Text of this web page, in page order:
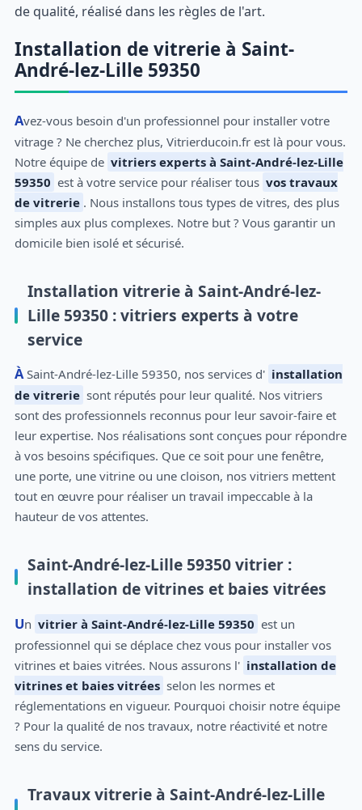
de qualité, réalisé dans les règles de l'art.
Installation de vitrerie à Saint-
André-lez-Lille 59350
Avez-vous besoin d'un professionnel pour installer votre
vitrage ? Ne cherchez plus, Vitrierducoin.fr est là pour vous.
Notre équipe de vitriers experts à Saint-André-lez-Lille
59350 est à votre service pour réaliser tous vos travaux
de vitrerie . Nous installons tous types de vitres, des plus
simples aux plus complexes. Notre but ? Vous garantir un
domicile bien isolé et sécurisé.
Installation vitrerie à Saint-André-lez-
Lille 59350 : vitriers experts à votre
service
À Saint-André-lez-Lille 59350, nos services d' installation
de vitrerie sont réputés pour leur qualité. Nos vitriers
sont des professionnels reconnus pour leur savoir-faire et
leur expertise. Nos réalisations sont conçues pour répondre
à vos besoins spécifiques. Que ce soit pour une fenêtre,
une porte, une vitrine ou une cloison, nos vitriers mettent
tout en œuvre pour réaliser un travail impeccable à la
hauteur de vos attentes.
Saint-André-lez-Lille 59350 vitrier :
installation de vitrines et baies vitrées
Un vitrier à Saint-André-lez-Lille 59350 est un
professionnel qui se déplace chez vous pour installer vos
vitrines et baies vitrées. Nous assurons l' installation de
vitrines et baies vitrées selon les normes et
réglementations en vigueur. Pourquoi choisir notre équipe
? Pour la qualité de nos travaux, notre réactivité et notre
sens du service.
Travaux vitrerie à Saint-André-lez-Lille